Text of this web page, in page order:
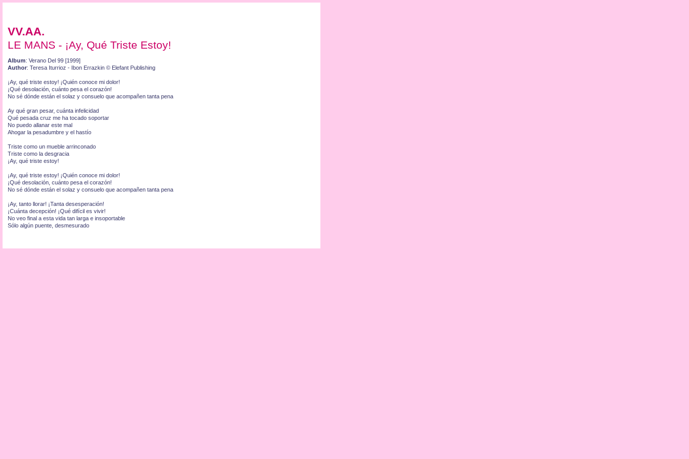
VV.AA.
LE MANS - ¡Ay, Qué Triste Estoy!
Album: Verano Del 99 [1999]
Author: Teresa Iturrioz - Ibon Errazkin © Elefant Publishing
¡Ay, qué triste estoy! ¡Quién conoce mi dolor!
¡Qué desolación, cuánto pesa el corazón!
No sé dónde están el solaz y consuelo que acompañen tanta pena
Ay qué gran pesar, cuánta infelicidad
Qué pesada cruz me ha tocado soportar
No puedo allanar este mal
Ahogar la pesadumbre y el hastío
Triste como un mueble arrinconado
Triste como la desgracia
¡Ay, qué triste estoy!
¡Ay, qué triste estoy! ¡Quién conoce mi dolor!
¡Qué desolación, cuánto pesa el corazón!
No sé dónde están el solaz y consuelo que acompañen tanta pena
¡Ay, tanto llorar! ¡Tanta desesperación!
¡Cuánta decepción! ¡Qué difícil es vivir!
No veo final a esta vida tan larga e insoportable
Sólo algún puente, desmesurado